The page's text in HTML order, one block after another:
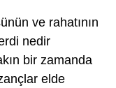
ve rahatının
nedir
bir zamanda
elde